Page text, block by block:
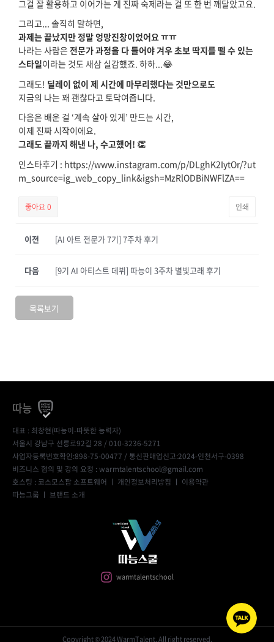
그걸 잘 활용하고 이어가는 게 진짜 숙제라는 걸 또 한 번 깨달았고요.
그리고... 솔직히 말하면,
과제는 끝났지만 정말 엉망진창이었어요 ㅠㅠ
나라는 사람은 전문가 과정을 다 들어야 겨우 초보 딱지를 뗄 수 있는
스타일이라는 것도 새삼 실감했죠. 하하...😂
그래도! 딜레이 없이 제 시간에 마무리했다는 것만으로도
지금의 나는 꽤 괜찮다고 토닥여줍니다.
다음은 배운 걸 ‘계속 살아 있게’ 만드는 시간,
이제 진짜 시작이에요.
그래도 끝까지 해낸 나, 수고했어! 👏
인스타후기 : https://www.instagram.com/p/DLghK2IytOr/?ut
m_source=ig_web_copy_link&igsh=MzRlODBiNWFlZA==
좋아요0 인쇄
이전 [AI 아트 전문가 7기] 7주차 후기
[9기 AI 아티스트 데뷔] 따능이 3주차 별빛고래 후기
다음
목록보기
따능
대표 : 최창현(따능이-따뜻한 능력자)
서울시 강남구 선릉로92길 28 / 010-3236-5271
사업자등록번호확인:898-75-00477 / 통신판매업신고:2024-인천서구-0398
비즈니스 협의 및 강의 요청 : warmtalentschool@gmail.com
호스팅 : 코스모스팜 소프트웨어 ㅣ 개인정보처리방침 ㅣ 이용약관
따능그룹 ㅣ 브랜드 소개
warmtalentschool
Copyright © 2024 WarmTalent. All right reserved.